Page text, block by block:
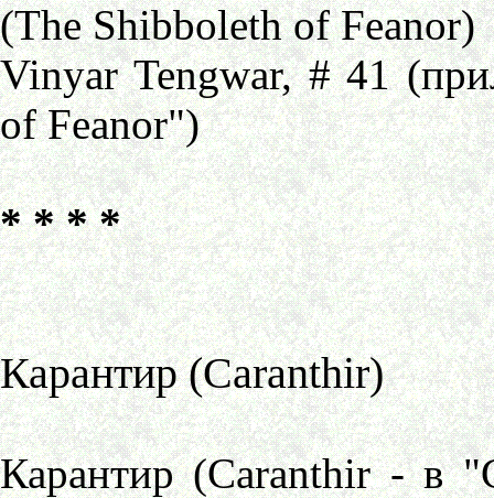
(The Shibboleth of Feanor)
Vinyar Tengwar, # 41
of Feanor")
* * * *
Карантир (Caranthir)
Карантир (Caranthir - в